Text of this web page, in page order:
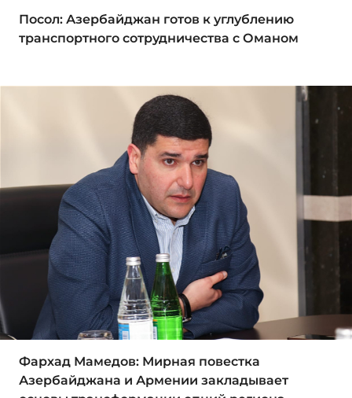
Посол: Азербайджан готов к углублению
транспортного сотрудничества с Оманом
Фархад Мамедов: Мирная повестка
Азербайджана и Армении закладывает